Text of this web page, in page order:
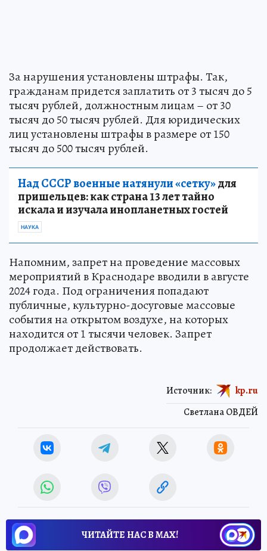
За нарушения установлены штрафы. Так,
гражданам придется заплатить от 3 тысяч до 5
тысяч рублей, должностным лицам – от 30
тысяч до 50 тысяч рублей. Для юридических
лиц установлены штрафы в размере от 150
тысяч до 500 тысяч рублей.
Над СССР военные натянули «сетку»для
пришельцев: как страна 13 лет тайно
искала и изучала инопланетных гостей
НАУКА
Напомним, запрет на проведение массовых
мероприятий в Краснодаре вводили в августе
2024 года. Под ограничения попадают
публичные, культурно-досуговые массовые
события на открытом воздухе, на которых
находится от 1 тысячи человек. Запрет
продолжает действовать.
Светлана ОВДЕЙ
Источник: kp.ru
ЧИТАЙТЕ НАС В МАХ!